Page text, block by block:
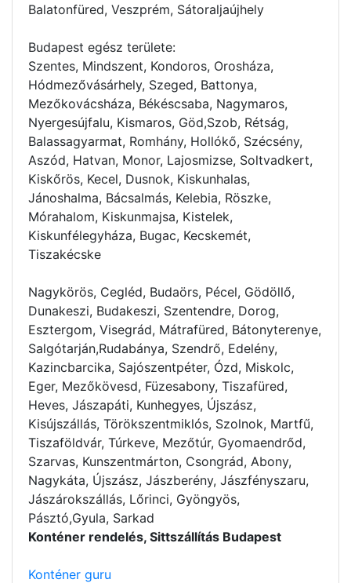
Balatonfüred, Veszprém, Sátoraljaújhely
Budapest egész területe:
Szentes, Mindszent, Kondoros, Orosháza,
Hódmezővásárhely, Szeged, Battonya,
Mezőkovácsháza, Békéscsaba, Nagymaros,
Nyergesújfalu, Kismaros, Göd,Szob, Rétság,
Balassagyarmat, Romhány, Hollókő, Szécsény,
Aszód, Hatvan, Monor, Lajosmizse, Soltvadkert,
Kiskőrös, Kecel, Dusnok, Kiskunhalas,
Jánoshalma, Bácsalmás, Kelebia, Röszke,
Mórahalom, Kiskunmajsa, Kistelek,
Kiskunfélegyháza, Bugac, Kecskemét,
Tiszakécske
Nagykörös, Cegléd, Budaörs, Pécel, Gödöllő,
Dunakeszi, Budakeszi, Szentendre, Dorog,
Esztergom, Visegrád, Mátrafüred, Bátonyterenye,
Salgótarján,Rudabánya, Szendrő, Edelény,
Kazincbarcika, Sajószentpéter, Ózd, Miskolc,
Eger, Mezőkövesd, Füzesabony, Tiszafüred,
Heves, Jászapáti, Kunhegyes, Újszász,
Kisújszállás, Törökszentmiklós, Szolnok, Martfű,
Tiszaföldvár, Túrkeve, Mezőtúr, Gyomaendrőd,
Szarvas, Kunszentmárton, Csongrád, Abony,
Nagykáta, Újszász, Jászberény, Jászfényszaru,
Jászárokszállás, Lőrinci, Gyöngyös,
Pásztó,Gyula, Sarkad
Konténer rendelés, Sittszállítás Budapest
Konténer guru